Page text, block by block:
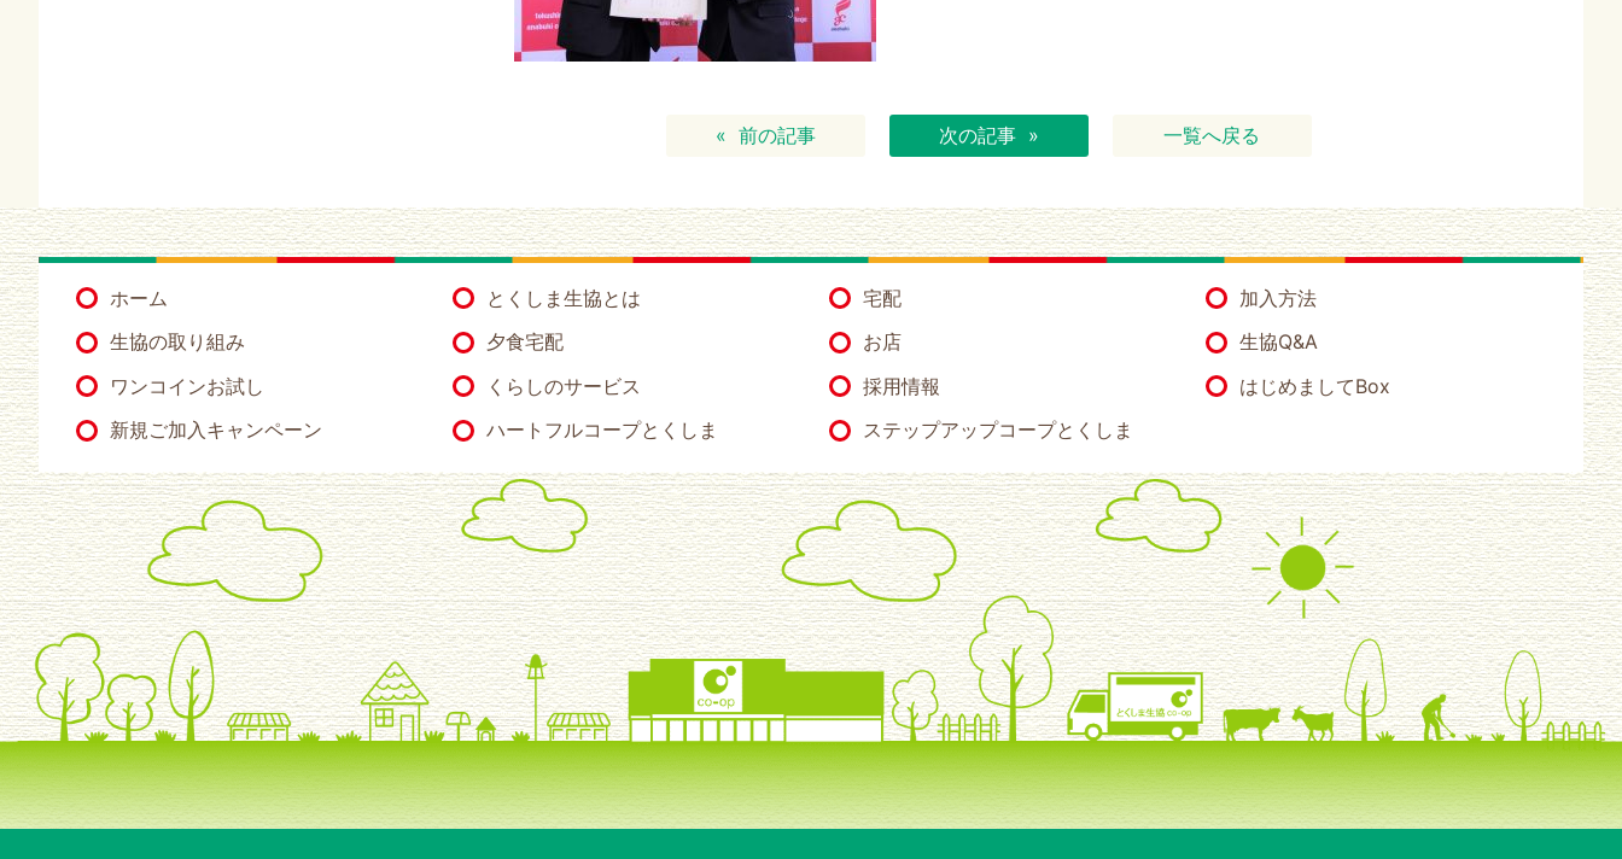
前の記事 次の記事 一覧へ戻る
ホーム とくしま生協とは 宅配
加入方法
生協の取り組み
夕食宅配 お店
生協Q&A
ワンコインお試し
くらしのサービス 採用情報
はじめましてBox
新規ご加入キャンペーン
ハートフルコープとくしま ステップアップコープとくしま